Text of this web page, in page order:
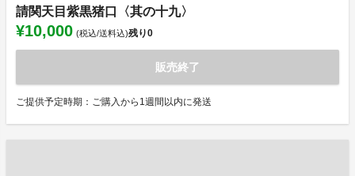
請関天目紫黒猪口〈其の十九〉
¥10,000 (税込/送料込)残り0
販売終了
ご提供予定時期：ご購入から1週間以内に発送